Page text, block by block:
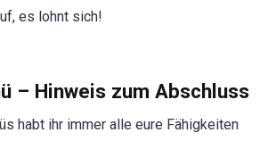
es lohnt sich!
– Hinweis zum Abschluss
habt ihr immer alle eure Fähigkeiten